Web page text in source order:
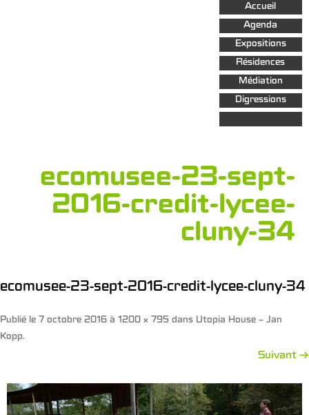
Aller au
contenu
principal
Accueil
Agenda
Expositions
Résidences
Médiation
Digressions
ecomusee-23-sept-
2016-credit-lycee-
cluny-34
ecomusee-23-sept-2016-credit-lycee-cluny-34
Publié le 7 octobre 2016 à 1200 × 795 dans Utopia House – Jan
Kopp.
Suivant →